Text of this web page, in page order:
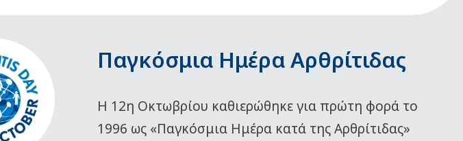
Παγκόσμια Ημέρα Αρθρίτιδας
Η 12η Οκτωβρίου καθιερώθηκε για πρώτη φορά το
1996 ως «Παγκόσμια Ημέρα κατά της Αρθρίτιδας»